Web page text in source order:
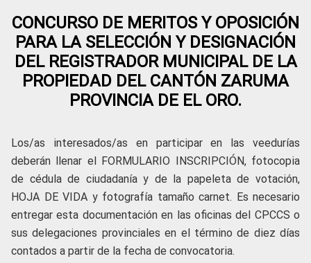
CONCURSO DE MERITOS Y OPOSICIÓN
PARA LA SELECCIÓN Y DESIGNACIÓN
DEL REGISTRADOR MUNICIPAL DE LA
PROPIEDAD DEL CANTÓN ZARUMA
PROVINCIA DE EL ORO.
Los/as interesados/as en participar en las veedurías
deberán llenar el FORMULARIO INSCRIPCIÓN, fotocopia
de cédula de ciudadanía y de la papeleta de votación,
HOJA DE VIDA y fotografía tamaño carnet. Es necesario
entregar esta documentación en las oficinas del CPCCS o
sus delegaciones provinciales en el término de diez días
contados a partir de la fecha de convocatoria.